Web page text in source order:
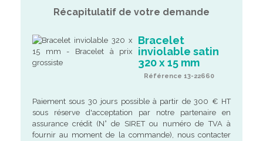
Récapitulatif de votre demande
Bracelet
inviolable satin
320 x 15 mm
Référence 13-22660
Paiement sous 30 jours possible à partir de 300 € HT
sous réserve d'acceptation par notre partenaire en
assurance crédit (N° de SIRET ou numéro de TVA à
fournir au moment de la commande), nous contacter